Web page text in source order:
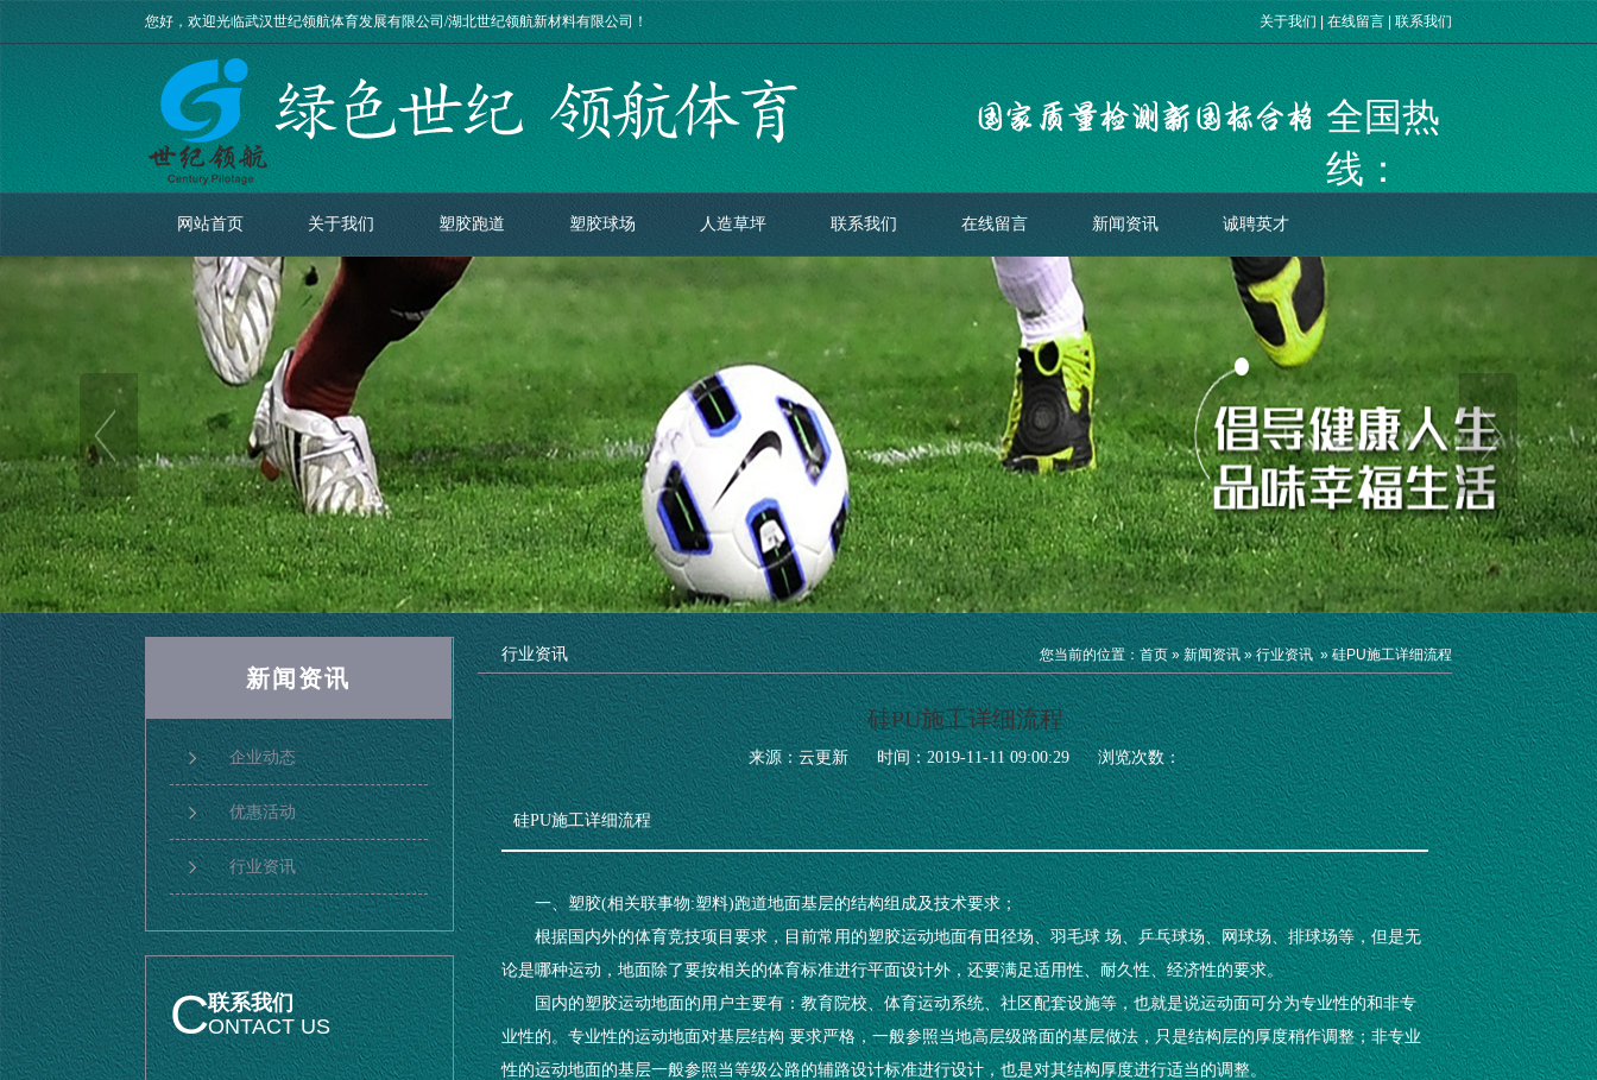
您好，欢迎光临武汉世纪领航体育发展有限公司/湖北世纪领航新材料有限公司！ 关于我们 |在线留言 联系我们
全国热
线：
400-078-
8098
网站首页 关于我们 塑胶跑道 塑胶球场 人造草坪 联系我们 在线留言 新闻资讯 诚聘英才
新闻资讯
企业动态
优惠活动
行业资讯
C联系我们
ONTACT US
行业资讯 您当前的位置：首页»新闻资讯» 行业资讯»硅PU施工详细流程
硅PU施工详细流程
来源：云更新 时间：2019-11-11 09:00:29 浏览次数：
硅PU施工详细流程
一、塑胶(相关联事物:塑料)跑道地面基层的结构组成及技术要求；
根据国内外的体育竞技项目要求，目前常用的塑胶运动地面有田径场、羽毛球 场、乒乓球场、网球场、排球场等，但是无
论是哪种运动，地面除了要按相关的体育标准进行平面设计外，还要满足适用性、耐久性、经济性的要求。
国内的塑胶运动地面的用户主要有：教育院校、体育运动系统、社区配套设施等，也就是说运动面可分为专业性的和非专
业性的。专业性的运动地面对基层结构 要求严格，一般参照当地高层级路面的基层做法，只是结构层的厚度稍作调整；非专业
性的运动地面的基层一般参照当等级公路的辅路设计标准进行设计，也是对其结构厚度进行适当的调整。